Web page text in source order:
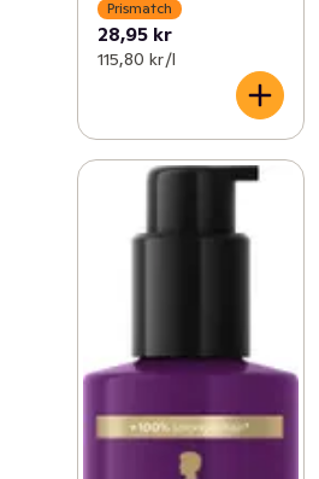
Prismatch
28,95 kr
115,80 kr /l